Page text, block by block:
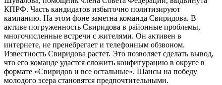
КПРФ. Часть кандидатов избыточно политизируют
кампанию. На этом фоне заметна команда Свиридова. В
активе погруженность Свиридова в районные проблемы,
многочисленные встречи с жителями. Он активен в
интернете, не пренебрегает и телефонным обзвоном.
Известность Свиридова растет. Это позволяет сделать вывод,
что его команде удастся сложить конфигурацию в округе в
формате «Свиридов и все остальные». Шансы на победу
молодого эсера становятся предпочтительными.